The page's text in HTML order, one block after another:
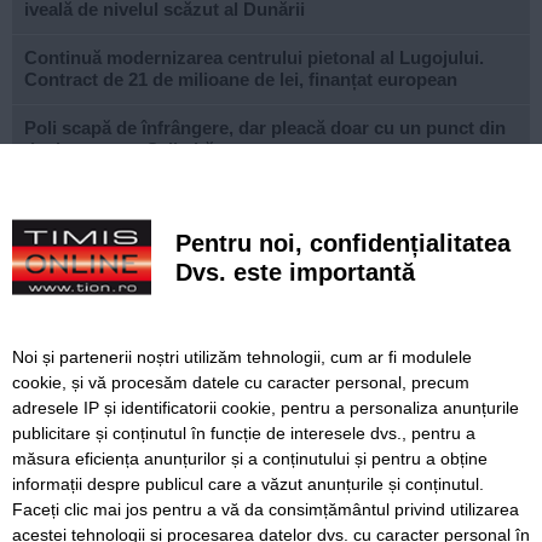
iveală de nivelul scăzut al Dunării
Continuă modernizarea centrului pietonal al Lugojului.
Contract de 21 de milioane de lei, finanțat european
Poli scapă de înfrângere, dar pleacă doar cu un punct din
deplasarea cu Șelimbăr
privat inițiativei Primăriei Timișoara
„Recidivă” la baza sportivă din Dacia. Primăria a ridicat
niște echipamente amplasate ilegal
Ce facem astăzi, 8 august 2026, în Timișoara?
Cum arată televizorul care schimbă serile de acasă, fără
complicații
Pentru noi, confidențialitatea
Dvs. este importantă
Noi și partenerii noștri utilizăm tehnologii, cum ar fi modulele
cookie, și vă procesăm datele cu caracter personal, precum
adresele IP și identificatorii cookie, pentru a personaliza anunțurile
publicitare și conținutul în funcție de interesele dvs., pentru a
măsura eficiența anunțurilor și a conținutului și pentru a obține
informații despre publicul care a văzut anunțurile și conținutul.
Faceți clic mai jos pentru a vă da consimțământul privind utilizarea
acestei tehnologii și procesarea datelor dvs. cu caracter personal în